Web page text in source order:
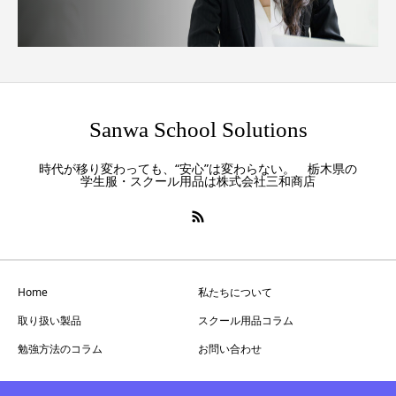
Sanwa School Solutions
時代が移り変わっても、“安心”は変わらない。 栃木県の
学生服・スクール用品は株式会社三和商店
Home
私たちについて
取り扱い製品
スクール用品コラム
勉強方法のコラム
お問い合わせ